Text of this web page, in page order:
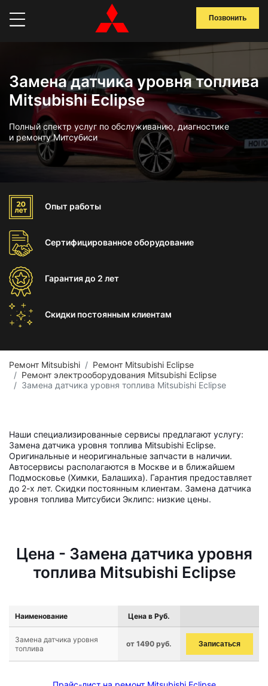
Позвонить
Замена датчика уровня топлива
Mitsubishi Eclipse
Полный спектр услуг по обслуживанию, диагностике
и ремонту Митсубиси
Опыт работы
Сертифицированноеоборудование
Гарантиядо 2 лет
Скидки постоянным клиентам
Ремонт Mitsubishi
Ремонт Mitsubishi Eclipse
Ремонт электрооборудования Mitsubishi Eclipse
Замена датчика уровня топлива Mitsubishi Eclipse
Наши специализированные сервисы предлагают услугу:
Замена датчика уровня топлива Mitsubishi Eclipse.
Оригинальные и неоригинальные запчасти в наличии.
Автосервисы располагаются в Москве и в ближайшем
Подмосковье (Химки, Балашиха). Гарантия предоставляет
до 2-х лет. Скидки постоянным клиентам. Замена датчика
уровня топлива Митсубиси Эклипс: низкие цены.
Цена - Замена датчика уровня
топлива Mitsubishi Eclipse
Наименование Цена в Руб.
Замена датчика уровня
топлива
от 1490 руб. Записаться